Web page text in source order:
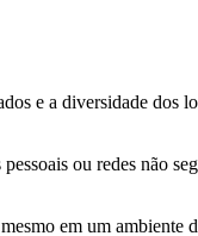
e a diversidade dos
ou redes não
em um ambiente